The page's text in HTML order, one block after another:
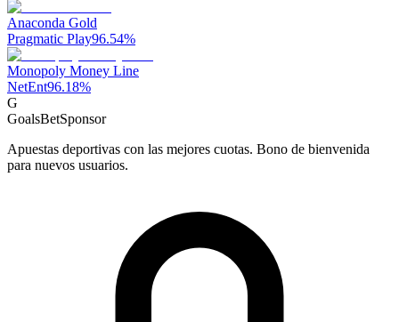
Anaconda Gold
Pragmatic Play96.54%
Monopoly Money Line
NetEnt96.18%
G
GoalsBetSponsor
Apuestas deportivas con las mejores cuotas. Bono de bienvenida
para nuevos usuarios.